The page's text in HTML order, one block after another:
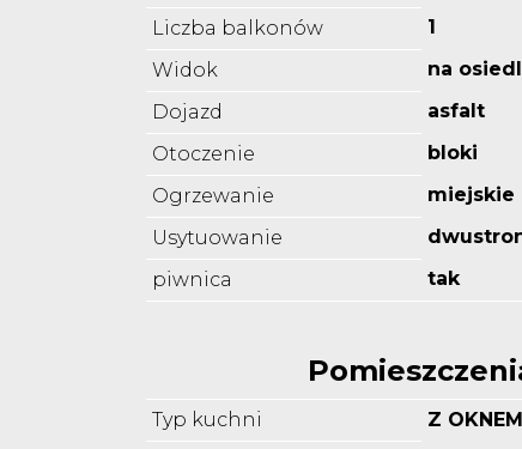
Liczba balkonów
1
Widok
na
Dojazd
asfalt
Otoczenie
bloki
Ogrzewanie
miejskie
Usytuowanie
piwnica
tak
Typ kuchni
Z OKNEM